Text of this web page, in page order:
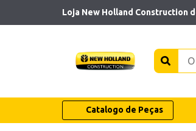
Loja New Holland Construction
Catalogo de Peças